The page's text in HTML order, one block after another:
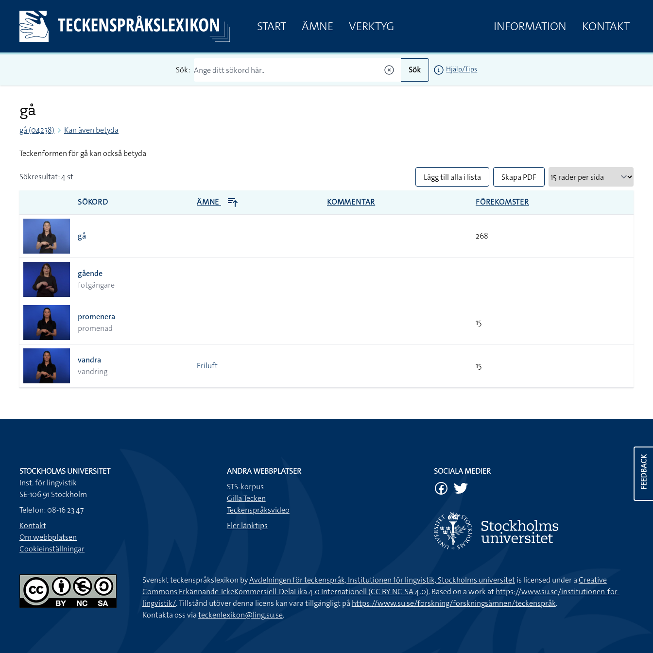
START ÄMNE VERKTYG INFORMATION KONTAKT
Sök: Sök Hjälp/Tips
gå
gå (04238) Kan även betyda
Teckenformen för gå kan också betyda
Sökresultat: 4 st Lägg till alla i lista Skapa PDF
SÖKORD ÄMNE KOMMENTAR FÖREKOMSTER
gå 268
gående
fotgängare
promenera
promenad
15
vandra
vandring
Friluft 15
FEEDBACK
STOCKHOLMS UNIVERSITET
Inst. för lingvistik
SE-106 91 Stockholm
Telefon: 08-16 23 47
Kontakt
Om webbplatsen
Cookieinställningar
ANDRA WEBBPLATSER
STS-korpus
Gilla Tecken
Teckenspråksvideo
Fler länktips
SOCIALA MEDIER
Svenskt teckenspråkslexikon byAvdelningen för teckenspråk, Institutionen för lingvistik, Stockholms universitetis licensed under aCreative
Commons Erkännande-IckeKommersiell-DelaLika 4.0 Internationell (CC BY-NC-SA 4.0).Based on a work athttps://www.su.se/institutionen-for-
lingvistik/. Tillstånd utöver denna licens kan vara tillgängligt på https://www.su.se/forskning/forskningsämnen/teckenspråk.
Kontakta oss viateckenlexikon@ling.su.se.